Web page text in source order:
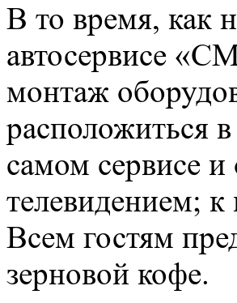
В то время, как
автосервисе
монтаж
расположиться
самом сервисе
телевидением;
Всем гостям
зерновой кофе.